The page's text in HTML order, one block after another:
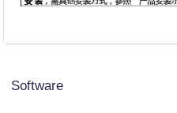
Software